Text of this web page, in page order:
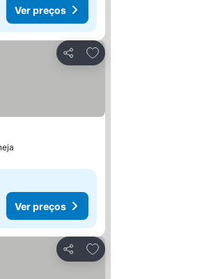
Ver preços
Partilhar
Adicionar aos favoritos
Ver preços
Partilhar
Adicionar aos favoritos